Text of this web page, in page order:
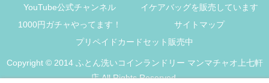
YouTube公式チャンネル
イケアバッグを販売しています
1000円ガチャやってます！
サイトマップ
プリペイドカードセット販売中
Copyright © 2014 ふとん洗いコインランドリー マンマチャオ上七軒
店 All Rights Reserved.